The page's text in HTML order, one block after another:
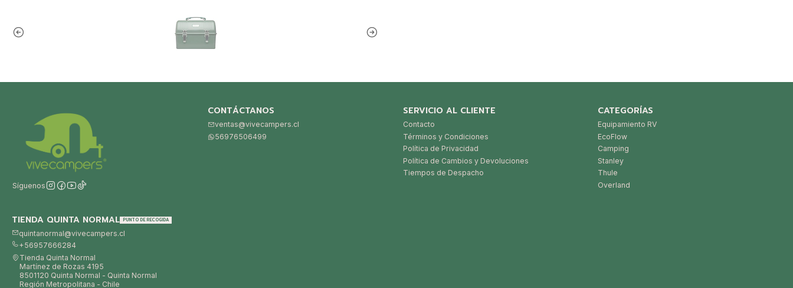
Síguenos
CONTÁCTANOS
ventas@vivecampers.cl
56976506499
SERVICIO AL CLIENTE
Contacto
Términos y Condiciones
Política de Privacidad
Política de Cambios y Devoluciones
Tiempos de Despacho
CATEGORÍAS
Equipamiento RV
EcoFlow
Camping
Stanley
Thule
Overland
TIENDA QUINTA NORMAL PUNTO DE RECOGIDA
quintanormal@vivecampers.cl
+56957666284
Tienda Quinta Normal
Martínez de Rozas 4195
8501120 Quinta Normal - Quinta Normal
Región Metropolitana - Chile